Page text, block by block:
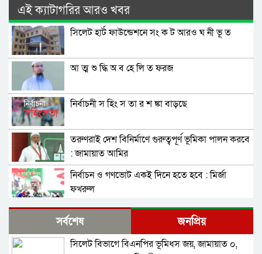
এই ক্যাটাগরির আরও খবর
সিলেট হার্ট ফাউন্ডেশনে সং ক ট আরও ঘ নী ভূ ত
আ ত্ম শু দ্ধি অ ব হে লি ত ফরজ
নির্বাচনী স হিং স তা র শ ঙ্কা বাড়ছে
তরুণরাই দেশ বিনির্মাণে গুরুত্বপূর্ণ ভূমিকা পালন করবে
: জামায়াত আমির
নির্বাচন ও গণভোট একই দিনে হতে হবে : মির্জা
ফখরুল
নির্বাচন বিরোধীদের ৭ নভেম্বরের চেতনায় পরাজিত
করতে হবে : আমীর খসরু
জামায়াতের আলোচনার প্রস্তাব, যা বললেন বিএনপির
সর্বশেষ জনপ্রিয়
সিলেট বিভাগে বিএনপির ভূমিধস জয়, জামায়াত ০,